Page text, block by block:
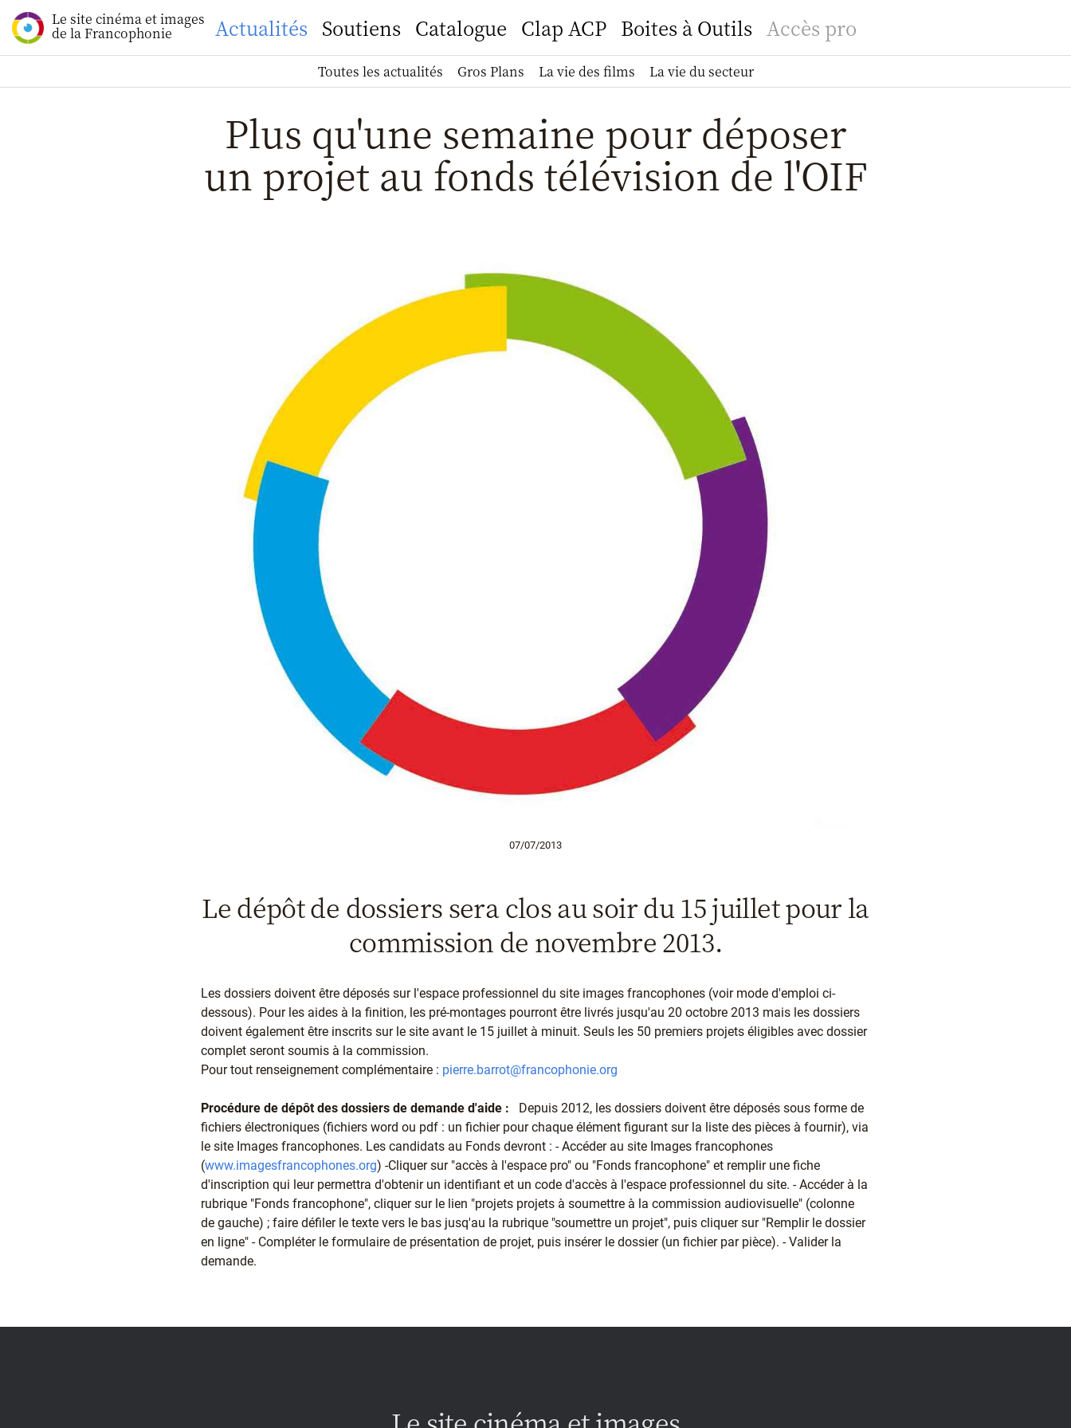
Le site cinéma et images
de la Francophonie Actualités
Toutes les actualités Gros Plans La vie des films La vie du secteur
Soutiens Catalogue Clap ACP Boites à Outils Accès pro
Plus qu'une semaine pour déposer
un projet au fonds télévision de l'OIF
07/07/2013
Le dépôt de dossiers sera clos au soir du 15 juillet pour la
commission de novembre 2013.
Les dossiers doivent être déposés sur l'espace professionnel du site images francophones (voir mode d'emploi ci-
dessous). Pour les aides à la finition, les pré-montages pourront être livrés jusqu'au 20 octobre 2013 mais les dossiers
doivent également être inscrits sur le site avant le 15 juillet à minuit. Seuls les 50 premiers projets éligibles avec dossier
complet seront soumis à la commission.
Pour tout renseignement complémentaire : pierre.barrot@francophonie.org
Procédure de dépôt des dossiers de demande d'aide : Depuis 2012, les dossiers doivent être déposés sous forme de
fichiers électroniques (fichiers word ou pdf : un fichier pour chaque élément figurant sur la liste des pièces à fournir), via
le site Images francophones. Les candidats au Fonds devront : - Accéder au site Images francophones
(www.imagesfrancophones.org) -Cliquer sur "accès à l'espace pro" ou "Fonds francophone" et remplir une fiche
d'inscription qui leur permettra d'obtenir un identifiant et un code d'accès à l'espace professionnel du site. - Accéder à la
rubrique "Fonds francophone", cliquer sur le lien "projets projets à soumettre à la commission audiovisuelle" (colonne
de gauche) ; faire défiler le texte vers le bas jusq'au la rubrique "soumettre un projet", puis cliquer sur "Remplir le dossier
en ligne" - Compléter le formulaire de présentation de projet, puis insérer le dossier (un fichier par pièce). - Valider la
demande.